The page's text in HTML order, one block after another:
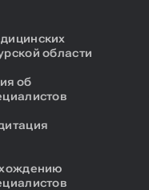
области
об